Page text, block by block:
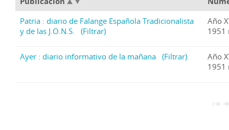
Patria : diario de Falange Española Tradicionalista
y de las J.O.N.S.
(Filtrar)
Año
1951
Ayer : diario informativo de la mañana (Filtrar)
Año
1951